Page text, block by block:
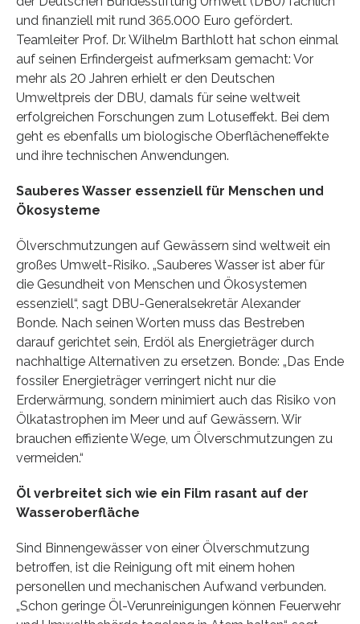
und finanziell mit rund 365.000 Euro gefördert.
Teamleiter Prof. Dr. Wilhelm Barthlott hat schon einmal
auf seinen Erfindergeist aufmerksam gemacht: Vor
mehr als 20 Jahren erhielt er den Deutschen
Umweltpreis der DBU, damals für seine weltweit
erfolgreichen Forschungen zum Lotuseffekt. Bei dem
geht es ebenfalls um biologische Oberflächeneffekte
und ihre technischen Anwendungen.
Sauberes Wasser essenziell für Menschen und
Ökosysteme
Ölverschmutzungen auf Gewässern sind weltweit ein
großes Umwelt-Risiko. „Sauberes Wasser ist aber für
die Gesundheit von Menschen und Ökosystemen
essenziell“, sagt DBU-Generalsekretär Alexander
Bonde. Nach seinen Worten muss das Bestreben
darauf gerichtet sein, Erdöl als Energieträger durch
nachhaltige Alternativen zu ersetzen. Bonde: „Das Ende
fossiler Energieträger verringert nicht nur die
Erderwärmung, sondern minimiert auch das Risiko von
Ölkatastrophen im Meer und auf Gewässern. Wir
brauchen effiziente Wege, um Ölverschmutzungen zu
vermeiden.“
Öl verbreitet sich wie ein Film rasant auf der
Wasseroberfläche
Sind Binnengewässer von einer Ölverschmutzung
betroffen, ist die Reinigung oft mit einem hohen
personellen und mechanischen Aufwand verbunden.
„Schon geringe Öl-Verunreinigungen können Feuerwehr